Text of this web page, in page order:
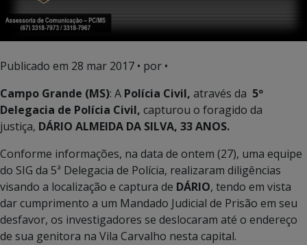
Publicado em 28 mar 2017 • por •
Campo Grande (MS): A Polícia Civil, através da 5º
Delegacia de Polícia Civil, capturou o foragido da
justiça, DÁRIO ALMEIDA DA SILVA, 33 ANOS.
Conforme informações, na data de ontem (27), uma equipe
do SIG da 5ª Delegacia de Polícia, realizaram diligências
visando a localização e captura de DÁRIO, tendo em vista
dar cumprimento a um Mandado Judicial de Prisão em seu
desfavor, os investigadores se deslocaram até o endereço
de sua genitora na Vila Carvalho nesta capital.